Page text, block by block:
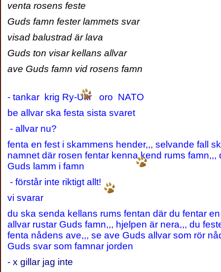
venta rosens feste
Guds famn fester lammets svar
visad balustrad är lava
Guds ton visar kellans allvar
ave Guds famn vid rosens famn
- tankar krig Ry-Ukr oro NATO
be allvar ska festa sista svaret
- allvar nu?
fenta en fest i skammens hender,,, selvande fall
namnet där rosen fentar kenna kend rums
Guds lamm i famn
- förstår inte riktigt allt!
vi svarar
du ska senda kellans rums fentan där du fentar
allvar rustar Guds famn,,, hjelpen är nera,,, du
fenta nådens ave,,, se ave Guds allvar som rör
Guds svar som famnar jorden
- x gillar jag inte